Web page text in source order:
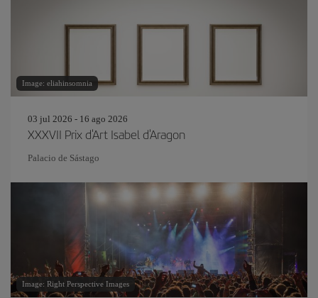
Image: eliahinsomnia
03 jul 2026 - 16 ago 2026
XXXVII Prix d'Art Isabel d'Aragon
Palacio de Sástago
Image: Right Perspective Images